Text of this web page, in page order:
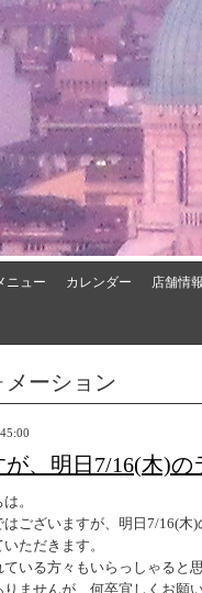
ニュー カレンダー 店舗情報
メーション
、明日7/16(木)の
。
ございますが、明日7/16(木)
ただきます。
いる方々もいらっしゃると思
ませんが、何卒宜しくお願い